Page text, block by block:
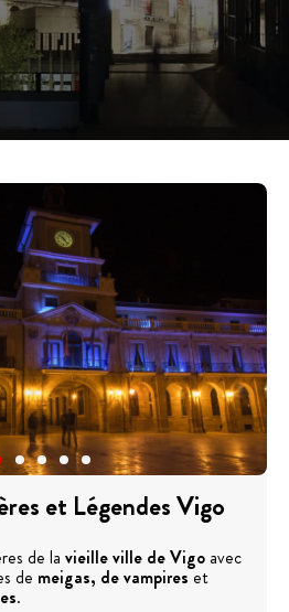
et Légendes Vigo
de la vieille ville de Vigo avec
de meigas, de vampireset
.